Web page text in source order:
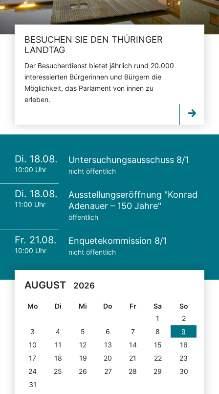
BESUCHEN SIE DEN THÜRINGER
LANDTAG
Der Besucherdienst bietet jährlich rund 20.000
interessierten Bürgerinnen und Bürgern die
Möglichkeit, das Parlament von innen zu
erleben.
Di. 18.08.
10:00 Uhr
Untersuchungsausschuss 8/1
nicht öffentlich
Di. 18.08.
11:00 Uhr
Ausstellungseröffnung "Konrad
Adenauer – 150 Jahre"
öffentlich
Fr. 21.08.
10:00 Uhr
Enquetekommission 8/1
nicht öffentlich
AUGUST 2026
Mo Di Mi Do Fr Sa
So
1
2
3
4 5 6 7 8
9
10
11 12 13 14 15
16
17
18 19 20 21 22
23
24
25 26 27 28 29
30
31